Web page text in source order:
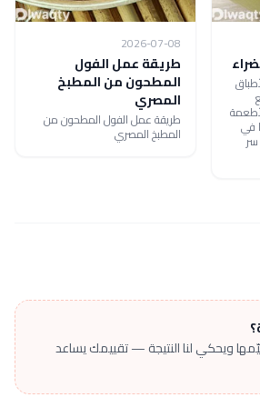
في
2026-07-08
طريقة عمل الفول
المطحون من المطبخ
المصري
طريقة عمل الفول المطحون من
المطبخ المصري
ويحكي لنا النتيجة — تقييمك يساعد